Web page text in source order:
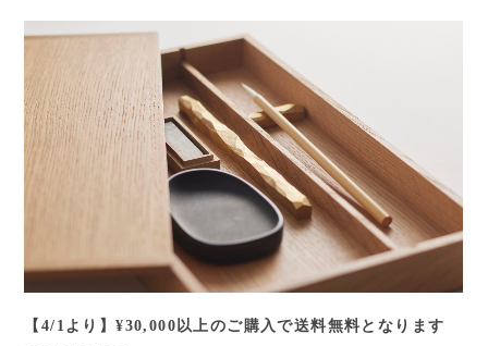
【4/1より】¥30,000以上のご購入で送料無料となります